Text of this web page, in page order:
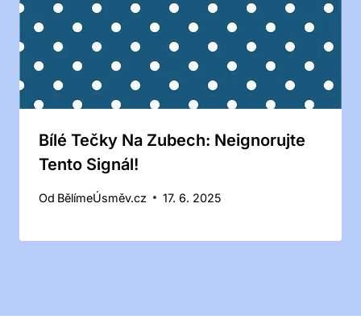
Bílé Tečky Na Zubech: Neignorujte
Tento Signál!
Od BělímeÚsměv.cz 17. 6. 2025